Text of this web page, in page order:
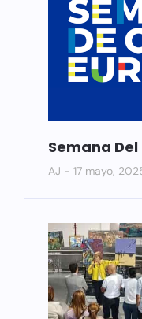
Semana
AJ 17 mayo,